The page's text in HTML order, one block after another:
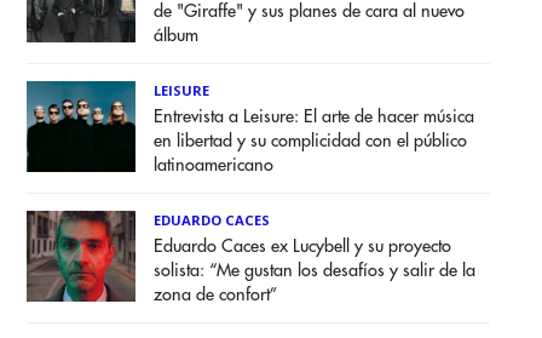
de "Giraffe" y sus planes de cara al nuevo
álbum
LEISURE
Entrevista a Leisure: El arte de hacer música
en libertad y su complicidad con el público
latinoamericano
EDUARDO CACES
Eduardo Caces ex Lucybell y su proyecto
solista: “Me gustan los desafíos y salir de la
zona de confort”